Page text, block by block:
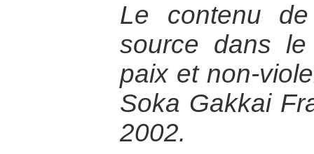
Le contenu
source dans
paix et non-
Soka Gakkai
2002.